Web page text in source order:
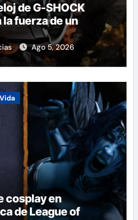
de G-SHOCK
fuerza de un
Ago 5, 2026
cosplay en
de League of